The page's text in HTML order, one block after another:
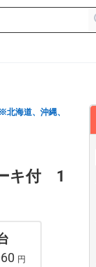
北海道、沖縄、
キ付 1
円